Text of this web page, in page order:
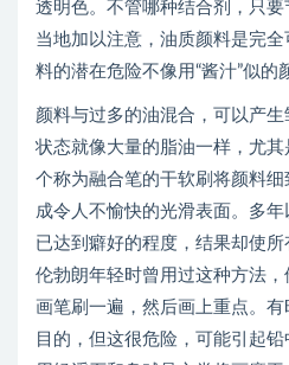
透明色。不管哪种结合剂，只
当地加以注意，油质颜料是完
料的潜在危险不像用“酱汁”似的
颜料与过多的油混合，可以产
状态就像大量的脂油一样，尤
个称为融合笔的干软刷将颜料
成令人不愉快的光滑表面。多
已达到癖好的程度，结果却使所
伦勃朗年轻时曾用过这种方法
画笔刷一遍，然后画上重点。
目的，但这很危险，可能引起